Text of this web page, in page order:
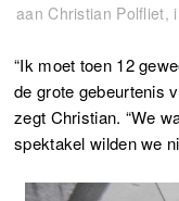
aan Christian Polfliet,
“Ik moet toen 12
de grote gebeurtenis
zegt Christian. “We
spektakel wilden we